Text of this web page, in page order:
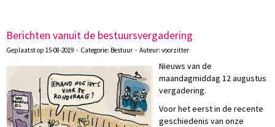
Berichten vanuit de bestuursvergadering
Geplaatst op 15-08-2019 - Categorie: Bestuur - Auteur: voorzitter
Nieuws van de
maandagmiddag 12 augustus
vergadering.
Voor het eerst in de recente
geschiedenis van onze